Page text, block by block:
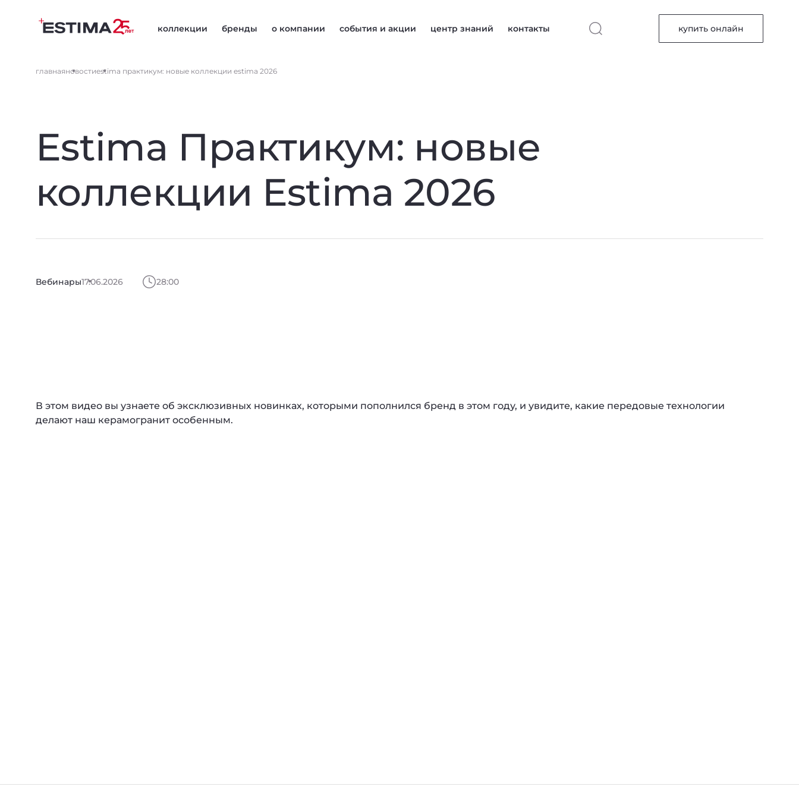
коллекции бренды о компании события и акции центр знаний контакты купить онлайн
главнаяновостиestima практикум: новые коллекции estima 2026
Estima Практикум: новые
коллекции Estima 2026
Вебинары17.06.2026 28:00
В этом видео вы узнаете об эксклюзивных новинках, которыми пополнился бренд в этом году, и увидите, какие передовые технологии
делают наш керамогранит особенным.